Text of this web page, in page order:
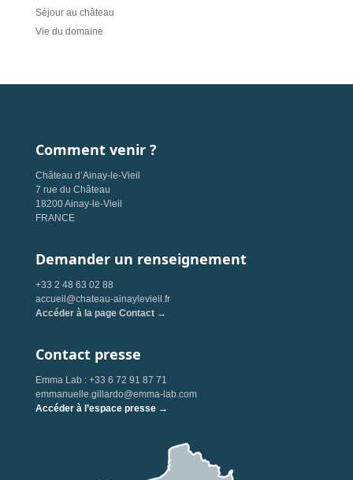
Séjour au château
Vie du domaine
Comment venir ?
Château d’Ainay-le-Vieil
7 rue du Château
18200 Ainay-le-Vieil
FRANCE
Demander un renseignement
+33 2 48 63 02 88
accueil@chateau-ainaylevieil.fr
Accéder à la page Contact →
Contact presse
Emma Lab : +33 6 72 91 87 71
emmanuelle.gillardo@emma-lab.com
Accéder à l’espace presse →